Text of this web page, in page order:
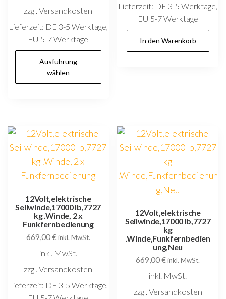
zzgl. Versandkosten
Lieferzeit: DE 3-5 Werktage,
EU 5-7 Werktage
Ausführung
wählen
Dieses
auf.
Optionen
auf
Produktseite
gewählt
werden
Lieferzeit: DE 3-5 Werktage,
EU 5-7 Werktage
In den Warenkorb
12Volt,elektrische
Seilwinde,17000 lb,7727
kg .Winde, 2 x
Funkfernbedienung
669,00€inkl. MwSt.
inkl. MwSt.
zzgl. Versandkosten
Lieferzeit: DE 3-5 Werktage,
12Volt,elektrische
Seilwinde,17000 lb,7727
kg
.Winde,Funkfernbedien
ung,Neu
669,00€inkl. MwSt.
inkl. MwSt.
zzgl. Versandkosten